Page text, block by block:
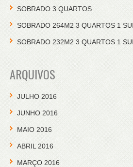
SOBRADO 3 QUARTOS
SOBRADO 264M2 3 QUARTOS 1
SOBRADO 232M2 3 QUARTOS 1
ARQUIVOS
JULHO 2016
JUNHO 2016
MAIO 2016
ABRIL 2016
MARÇO 2016